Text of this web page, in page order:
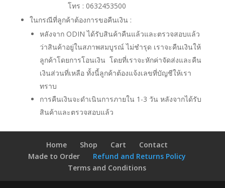
โทร : 0632453500
ในกรณีที่ลูกค้าต้องการขอคืนเงิน :
หลังจาก ODIN ได้รับสินค้าคืนแล้วและตรวจสอบแล้ว
ว่าสินค้าอยู่ในสภาพสมบูรณ์ ไม่ชำรุด เราจะคืนเงินให้
ลูกค้าโดยการโอนเงิน โดยที่เราจะหักค่าจัดส่งและคืน
เงินส่วนที่เหลือ ทั้งนี้ลูกค้าต้องแจ้งเลขที่บัญชีให้เรา
ทราบ
การคืนเงินจะดำเนินการภายใน 1-3 วัน หลังจากได้รับ
สินค้าและตรวจสอบแล้ว
Home Shop Cart
Contact
Made to Order
Refund and Returns Policy
Terms and Conditions